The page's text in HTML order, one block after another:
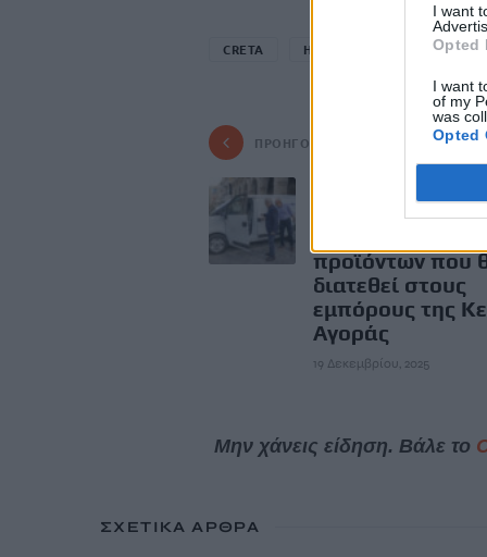
I want
Opted
I want
of my
was
Opted
CRETA ΗΡΑΚΛΕΙΟ
ΠΡΟΗΓΟΎΜΕΝΟ
παρέλαβε το νέο
προϊόντων που
διατεθεί στους
εμπόρους της
Αγοράς
19 Δεκεμβρίου, 2025
Μην χάνεις είδηση. Βάλε το
ΣΧΕΤΙΚΆ ΆΡΘΡΑ